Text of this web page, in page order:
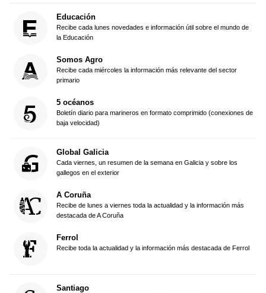
Educación
Recibe cada lunes novedades e información útil sobre el mundo de
la Educación
Somos Agro
Recibe cada miércoles la información más relevante del sector
primario
5 océanos
Boletín diario para marineros en formato comprimido (conexiones de
baja velocidad)
Global Galicia
Cada viernes, un resumen de la semana en Galicia y sobre los
gallegos en el exterior
A Coruña
Recibe de lunes a viernes toda la actualidad y la información más
destacada de A Coruña
Ferrol
Recibe toda la actualidad y la información más destacada de Ferrol
Santiago